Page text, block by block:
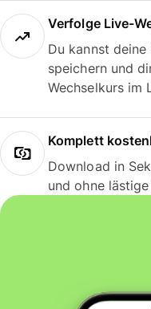
Verfolge Live-
Du kannst
speichern und
Wechselkurs im
Komplett
Download in
und ohne